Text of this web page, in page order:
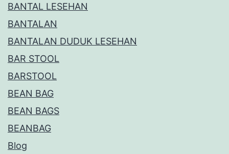
BANTAL LESEHAN
BANTALAN
BANTALAN DUDUK LESEHAN
BAR STOOL
BARSTOOL
BEAN BAG
BEAN BAGS
BEANBAG
Blog